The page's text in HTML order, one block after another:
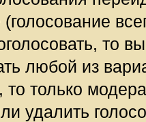
то
любой из
то только
удалить